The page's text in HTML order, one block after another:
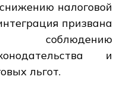
налоговой
призвана
соблюдению
и
льгот.